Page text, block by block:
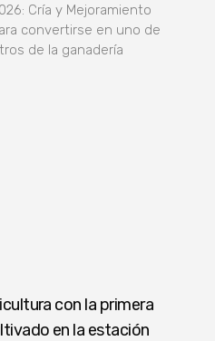
Cría y Mejoramiento
convertirse en uno de
de la ganadería
con la primera
en la estación